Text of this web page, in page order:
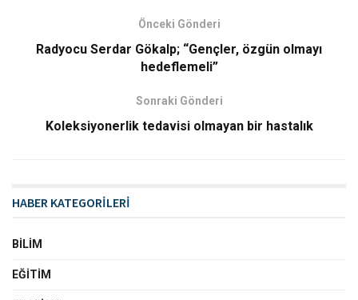
Önceki Gönderi
Radyocu Serdar Gökalp; “Gençler, özgün olmayı
hedeflemeli”
Sonraki Gönderi
Koleksiyonerlik tedavisi olmayan bir hastalık
HABER KATEGORİLERİ
BILIM
EĞITIM